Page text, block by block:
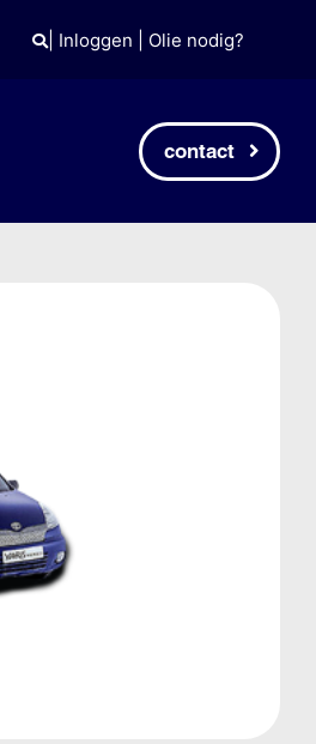
| Inloggen Olie nodig?
contact